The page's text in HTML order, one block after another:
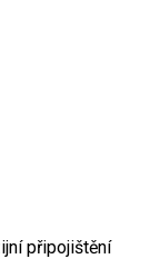
připojištění